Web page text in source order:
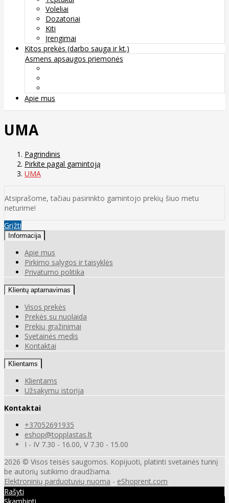
Voleliai
Dozatoriai
Kiti
Įrengimai
Kitos prekės (darbo sauga ir kt.)
Asmens apsaugos priemonės
Apie mus
UMA
Pagrindinis
Pirkite pagal gamintoją
UMA
Atsiprašome, tačiau pasirinkto gamintojo prekių šiuo metu
neturime!
Grįžti
Informacija
Apie mus
Pirkimo sąlygos ir taisyklės
Privatumo politika
Klientų aptarnavimas
Visos prekės
Prekės su nuolaida
Prekių grąžinimai
Svetainės medis
Kontaktai
Klientams
Klientams
Užsakymų istorija
Kontaktai
+37052691935
eshop@topplastas.lt
I - IV 7.30 - 16.00, V 7.30 - 15.00
2026 © Visos teisės saugomos. Kopijuoti, platinti svetainės turinį
be autorių sutikimo draudžiama.
Elektroninių parduotuvių nuoma - eShoprent.com
Rašyti